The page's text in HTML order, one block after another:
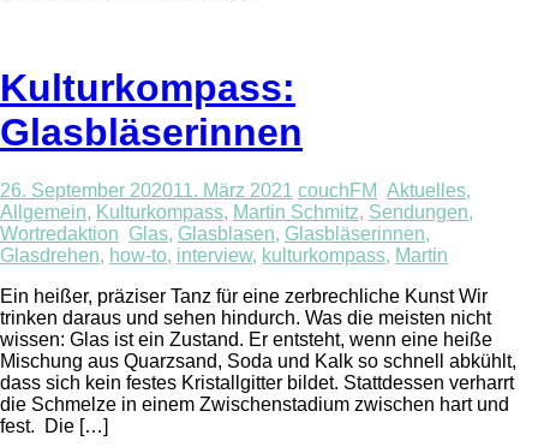
Kulturkompass:
Glasbläserinnen
26. September 202011. März 2021 couchFM Aktuelles,
Allgemein, Kulturkompass, Martin Schmitz, Sendungen,
Wortredaktion Glas, Glasblasen, Glasbläserinnen,
Glasdrehen, how-to, interview, kulturkompass, Martin
Ein heißer, präziser Tanz für eine zerbrechliche Kunst Wir
trinken daraus und sehen hindurch. Was die meisten nicht
wissen: Glas ist ein Zustand. Er entsteht, wenn eine heiße
Mischung aus Quarzsand, Soda und Kalk so schnell abkühlt,
dass sich kein festes Kristallgitter bildet. Stattdessen verharrt
die Schmelze in einem Zwischenstadium zwischen hart und
fest. Die […]